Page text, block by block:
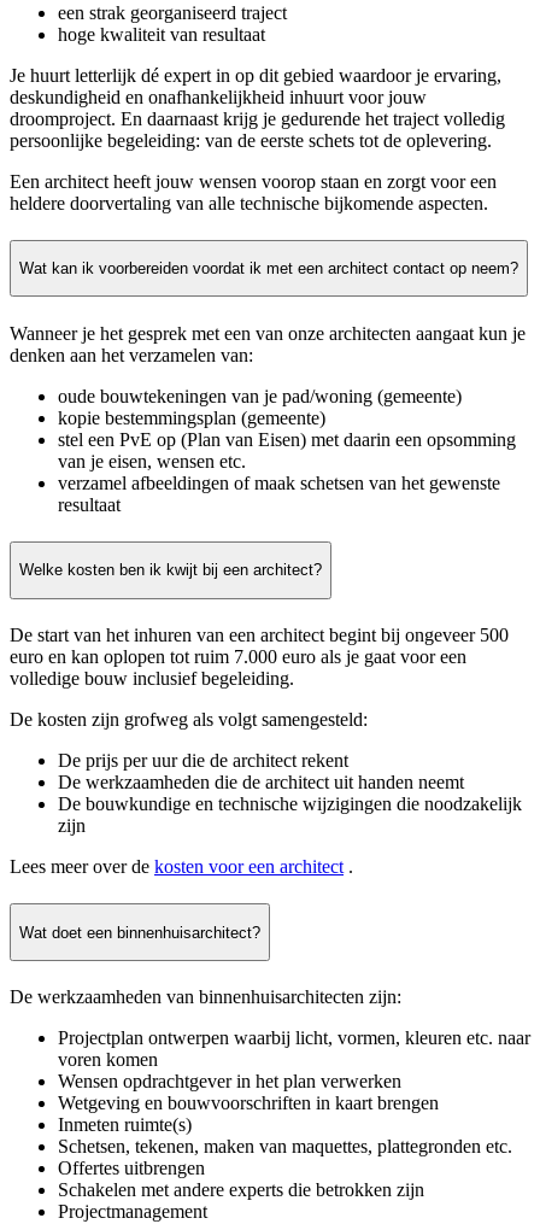
een strak georganiseerd traject
hoge kwaliteit van resultaat
Je huurt letterlijk dé expert in op dit gebied waardoor je ervaring,
deskundigheid en onafhankelijkheid inhuurt voor jouw
droomproject. En daarnaast krijg je gedurende het traject volledig
persoonlijke begeleiding: van de eerste schets tot de oplevering.
Een architect heeft jouw wensen voorop staan en zorgt voor een
heldere doorvertaling van alle technische bijkomende aspecten.
Wat kan ik voorbereiden voordat ik met een architect contact op neem?
Wanneer je het gesprek met een van onze architecten aangaat kun je
denken aan het verzamelen van:
oude bouwtekeningen van je pad/woning (gemeente)
kopie bestemmingsplan (gemeente)
stel een PvE op (Plan van Eisen) met daarin een opsomming
van je eisen, wensen etc.
verzamel afbeeldingen of maak schetsen van het gewenste
resultaat
Welke kosten ben ik kwijt bij een architect?
De start van het inhuren van een architect begint bij ongeveer 500
euro en kan oplopen tot ruim 7.000 euro als je gaat voor een
volledige bouw inclusief begeleiding.
De kosten zijn grofweg als volgt samengesteld:
De prijs per uur die de architect rekent
De werkzaamheden die de architect uit handen neemt
De bouwkundige en technische wijzigingen die noodzakelijk
zijn
Lees meer over de kosten voor een architect .
Wat doet een binnenhuisarchitect?
De werkzaamheden van binnenhuisarchitecten zijn:
Projectplan ontwerpen waarbij licht, vormen, kleuren etc. naar
voren komen
Wensen opdrachtgever in het plan verwerken
Wetgeving en bouwvoorschriften in kaart brengen
Inmeten ruimte(s)
Schetsen, tekenen, maken van maquettes, plattegronden etc.
Offertes uitbrengen
Schakelen met andere experts die betrokken zijn
Projectmanagement